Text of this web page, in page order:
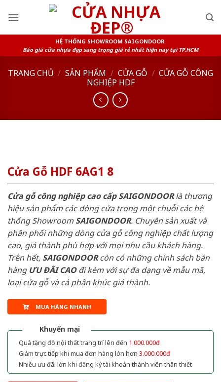
HỆ THỐNG SHOWROOM SAIGONDOOR
Báo giá cửa nhựa đẹp sang trọng giá rẻ nhất hiện nay tại TP.HCM
TRANG CHỦ / SẢN PHẨM / CỬA GỖ / CỬA GỖ CÔNG
NGHIỆP HDF
Cửa Gỗ HDF 6AG1 8
Cửa gỗ công nghiệp cao cấp SAIGONDOORlà thương
hiệu sản phẩm các dòng cửa trong một chuỗi các hệ
thống ShowroomSAIGONDOOR. Chuyên sản xuất và
phân phối những dòng cửa gỗ công nghiệp chất lượng
cao, giá thành phù hợp với mọi nhu cầu khách hàng.
Trên hết, SAIGONDOORcòn có những chính sách bán
hàng ƯU ĐÃI CAOđi kèm với sự đa dạng về mẫu mã,
loại cửa gỗ và cả phân khúc giá thành.
MUA HÀNG NHANH
Khuyến mại
Quà tặng đồ nội thất trang trí lên đến 1.000.000đ
Giảm trực tiếp khi mua đơn hàng lớn hơn 3.000.000đ
Nhiều ưu đãi lớn khi đăng ký tài khoản thành viên thân thiết